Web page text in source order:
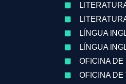
LÍNGUA
LÍNGUA
OFICINA DE
OFICINA DE